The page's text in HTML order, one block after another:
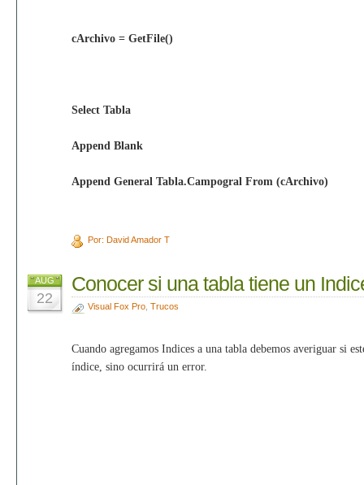
cArchivo = GetFile()
Select Tabla
Append Blank
Append General Tabla.Campogral From (cArchivo)
Por: David Amador T
AUG
22
Conocer si una tabla tiene un
Visual Fox Pro, Trucos
Cuando agregamos Indices a una tabla debemos averiguar si
índice, sino ocurrirá un error.